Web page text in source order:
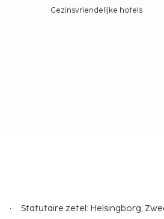
Gezinsvriendelijke hotels
Statutaire zetel: Helsingborg,